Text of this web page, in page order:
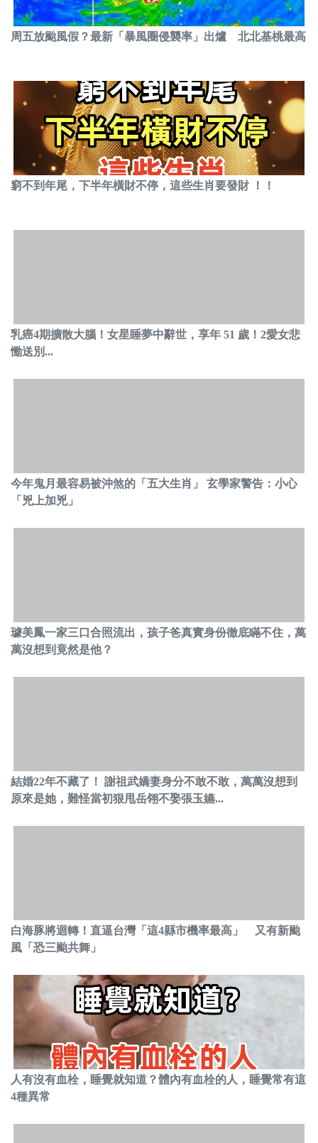
周五放颱風假？最新「暴風圈侵襲率」出爐 北北基桃最高
窮不到年尾，下半年橫財不停，這些生肖要發財 ！！
乳癌4期擴散大腦！女星睡夢中辭世，享年 51 歲！2愛女悲
慟送別...
今年鬼月最容易被沖煞的「五大生肖」 玄學家警告：小心
「兇上加兇」
璩美鳳一家三口合照流出，孩子爸真實身份徹底瞞不住，萬
萬沒想到竟然是他？
結婚22年不藏了！ 謝祖武嬌妻身分不敢不敢，萬萬沒想到
原來是她，難怪當初狠甩岳翎不娶張玉嬿...
白海豚將迴轉！直逼台灣「這4縣市機率最高」 又有新颱
風「恐三颱共舞」
人有沒有血栓，睡覺就知道？體內有血栓的人，睡覺常有這
4種異常